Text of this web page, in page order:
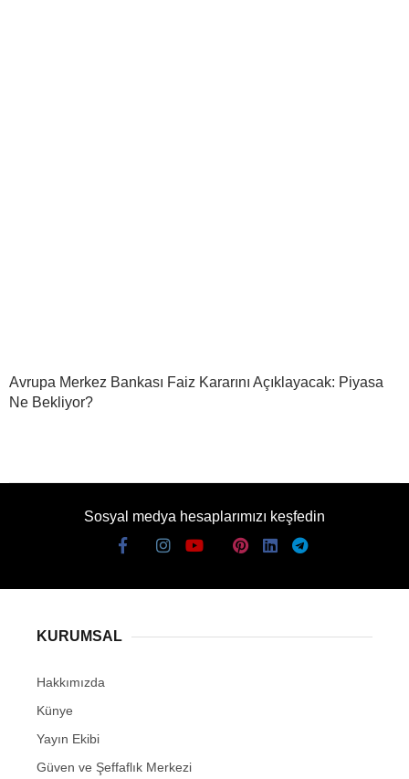
Avrupa Merkez Bankası Faiz Kararını Açıklayacak: Piyasa
Ne Bekliyor?
Sosyal medya hesaplarımızı keşfedin
KURUMSAL
Hakkımızda
Künye
Yayın Ekibi
Güven ve Şeffaflık Merkezi